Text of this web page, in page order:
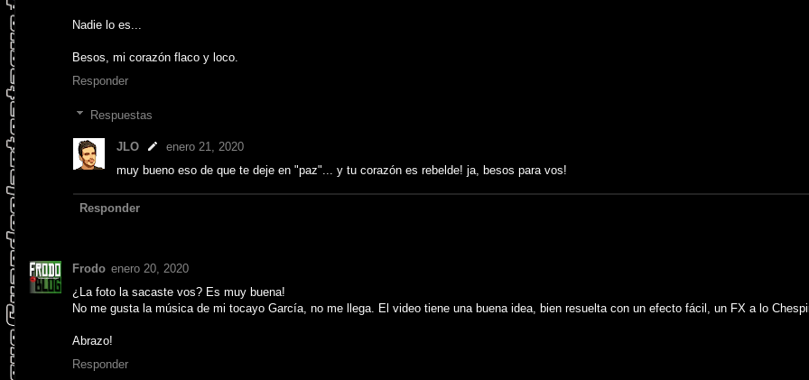
Nadie lo es...
Besos, mi corazón flaco y loco.
Responder
Respuestas
JLO
enero 21, 2020
muy bueno eso de que te deje en "paz"... y tu corazón es rebelde! ja, besos para vos!
Responder
Frodo enero 20, 2020
¿La foto la sacaste vos? Es muy buena!
No me gusta la música de mi tocayo García, no me llega. El video tiene una buena idea, bien resuelta con un efecto fácil, un FX a lo
Abrazo!
Responder